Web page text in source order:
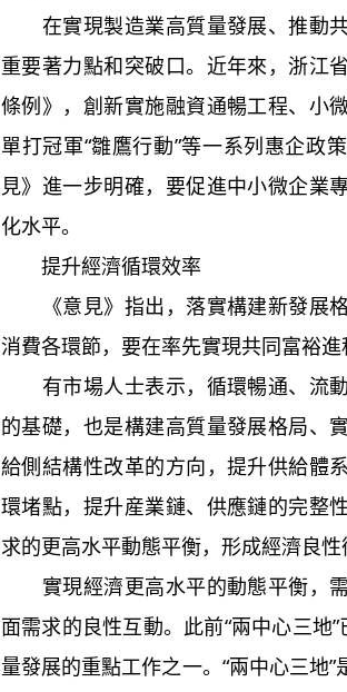
在實現製造業高質量發展、推動
重要著力點和突破口。近年來，浙江
條例》，創新實施融資通暢工程、小
單打冠軍“雛鷹行動”等一系列惠企政
見》進一步明確，要促進中小微企業
化水平。
提升經濟循環效率
《意見》指出，落實構建新發展
消費各環節，要在率先實現共同富裕進
有市場人士表示，循環暢通、流
的基礎，也是構建高質量發展格局、
給側結構性改革的方向，提升供給體
環堵點，提升産業鏈、供應鏈的完整
求的更高水平動態平衡，形成經濟良性
實現經濟更高水平的動態平衡，
面需求的良性互動。此前“兩中心三地
量發展的重點工作之一。“兩中心三地